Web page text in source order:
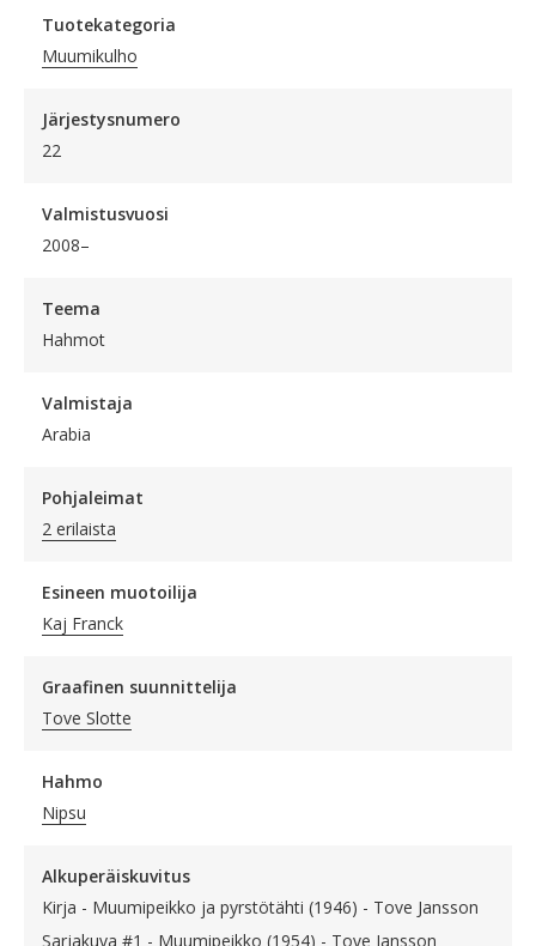
Tuotekategoria
Muumikulho
Järjestysnumero
22
Valmistusvuosi
2008–
Teema
Hahmot
Valmistaja
Arabia
Pohjaleimat
2 erilaista
Esineen muotoilija
Kaj Franck
Graafinen suunnittelija
Tove Slotte
Hahmo
Nipsu
Alkuperäiskuvitus
Kirja - Muumipeikko ja pyrstötähti (1946) - Tove Jansson
Sarjakuva #1 - Muumipeikko (1954) - Tove Jansson